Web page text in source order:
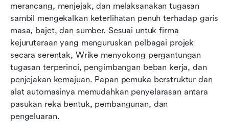
merancang, menjejak, dan melaksanakan tugasan
sambil mengekalkan keterlihatan penuh terhadap garis
masa, bajet, dan sumber. Sesuai untuk firma
kejuruteraan yang menguruskan pelbagai projek
secara serentak, Wrike menyokong pergantungan
tugasan terperinci, pengimbangan beban kerja, dan
penjejakan kemajuan. Papan pemuka berstruktur dan
alat automasinya memudahkan penyelarasan antara
pasukan reka bentuk, pembangunan, dan
pengeluaran.